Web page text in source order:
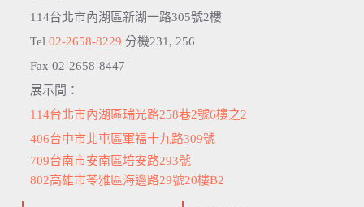
114台北市內湖區新湖一路305號2樓
Tel 02-2658-8229 分機231, 256
Fax 02-2658-8447
展示間：
114台北市內湖區瑞光路258巷2號6樓之2
406台中市北屯區軍福十九路309號
709台南市安南區培安路293號
802高雄市苓雅區海邊路29號20樓B2